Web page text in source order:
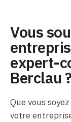
Vous
expert-
Berclau ?
Que vous
votre